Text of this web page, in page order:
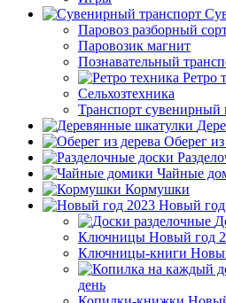
Паровоз разборный
Паровозик магнит
Познавательный
Ретро
Сельхозтехника
Транспорт сувенирный
Оберег из
Чайные
Кормушки
Новый год
Ключницы Новый год
Ключницы-книги
день